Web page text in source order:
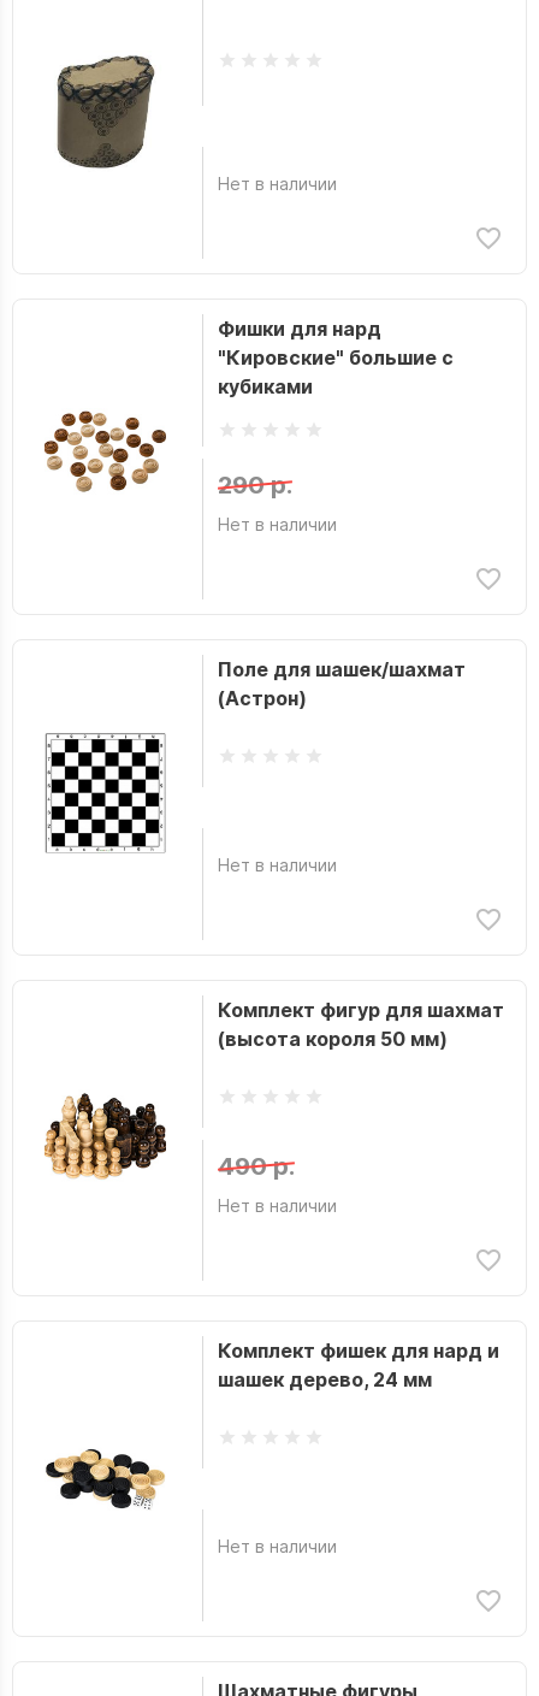
Нет в наличии
Фишки для нард
"Кировские" большие с
кубиками
290 р.
Нет в наличии
Поле для шашек/шахмат
(Астрон)
Нет в наличии
Комплект фигур для шахмат
(высота короля 50 мм)
490 р.
Нет в наличии
Комплект фишек для нард и
шашек дерево, 24 мм
Нет в наличии
Шахматные фигуры